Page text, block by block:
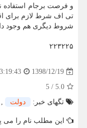
و فرصت برجام استفاده
تی اف شرط لازم برای
شروط دیگری هم وجود
۲۲۳۲۲۵
1398/12/19
5.0
/
5
تگهای خبر:
دولت ,
این مطلب نام را می